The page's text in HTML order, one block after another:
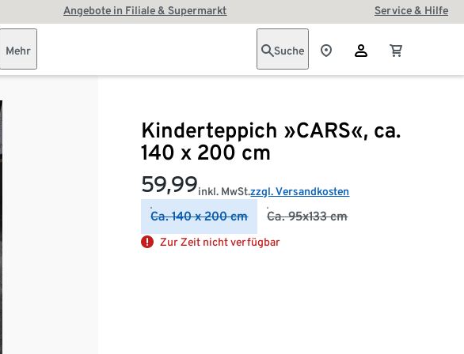
Angebote in Filiale & Supermarkt Service & Hilfe
Mehr Suche
Kinderteppich »CARS«, ca.
140 x 200 cm
59,99inkl. MwSt.zzgl. Versandkosten
Ca. 140 x 200 cm Ca. 95x133 cm
Zur Zeit nicht verfügbar